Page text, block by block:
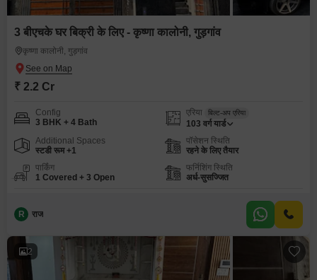
3 बीएचके घर बिक्री के लिए - कृष्णा कालोनी, गुड़गांव
कृष्णा कालोनी, गुड़गांव
₹ 2.2 Cr
Config
3 BHK + 4 Bath
एरिया बिल्ट-अप एरिया
103 वर्ग यार्ड
Additional Spaces
स्टडी रूम +1
पॉसेशन स्थिति
रहने के लिए तैयार
पार्किंग
1 Covered + 3 Open
फर्निशिंग स्थिति
अर्ध-सुसज्जित
R राज
2